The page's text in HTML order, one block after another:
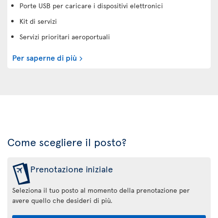
Porte USB per caricare i dispositivi elettronici
Kit di servizi
Servizi prioritari aeroportuali
Per saperne di più
Come scegliere il posto?
Prenotazione iniziale
Seleziona il tuo posto al momento della prenotazione per
avere quello che desideri di più.